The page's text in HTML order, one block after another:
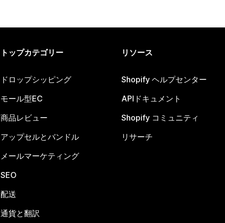
トップカテゴリー
ドロップシッピング
モール型EC
商品レビュー
アップセルとバンドル
メールマーケティング
SEO
配送
通貨と翻訳
リソース
Shopify ヘルプセンター
APIドキュメント
Shopify コミュニティ
リサーチ